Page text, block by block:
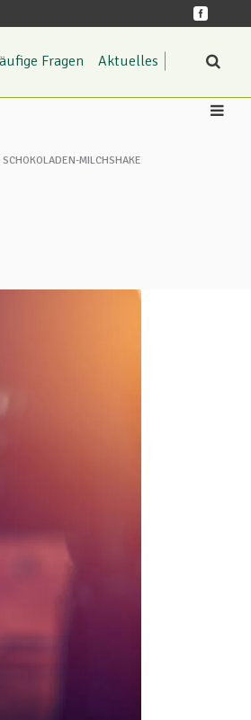
Fragen Aktuelles
SCHOKOLADEN-MILCHSHAKE